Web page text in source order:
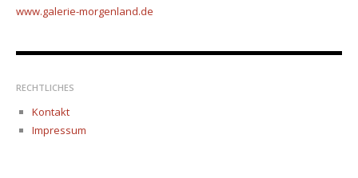
www.galerie-morgenland.de
RECHTLICHES
Kontakt
Impressum